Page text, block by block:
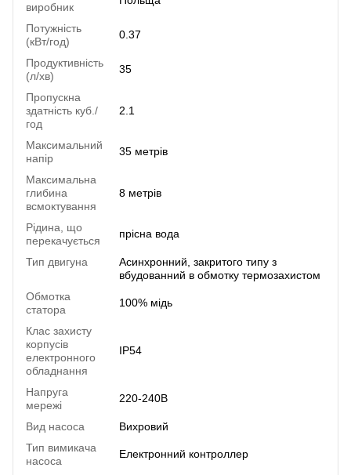
виробник
Потужність
(кВт/год)
0.37
Продуктивність
(л/хв)
35
Пропускна
здатність куб./
год
2.1
Максимальний
напір
35 метрів
Максимальна
глибина
всмоктування
8 метрів
Рідина, що
перекачується
прісна вода
Тип двигуна
Асинхронний, закритого типу з
вбудованний в обмотку термозахистом
Обмотка
статора
100% мідь
Клас захисту
корпусів
електронного
обладнання
IP54
Напруга
мережі
220-240В
Вид насоса
Вихровий
Тип вимикача
насоса
Електронний контроллер